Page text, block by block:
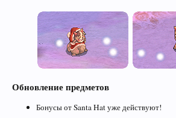
Обновление предметов
Бонусы от Santa Hat уже действуют!